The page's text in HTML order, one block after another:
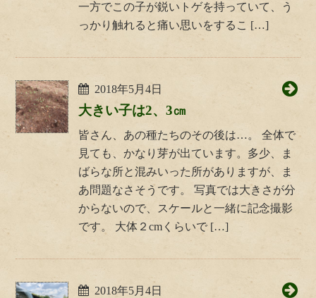
一方でこの子が鋭いトゲを持っていて、う
っかり触れると痛い思いをするこ […]
2018年5月4日
大きい子は2、3㎝
皆さん、あの種たちのその後は…。 全体で
見ても、かなり芽が出ています。多少、ま
ばらな所と混みいった所がありますが、ま
あ問題なさそうです。 写真では大きさが分
からないので、スケールと一緒に記念撮影
です。 大体２cmくらいで […]
2018年5月4日